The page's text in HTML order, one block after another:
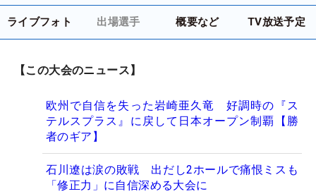
ライブフォト 出場選手 概要など TV放送予定
【この大会のニュース】
欧州で自信を失った岩崎亜久竜 好調時の『ス
テルスプラス』に戻して日本オープン制覇【勝
者のギア】
石川遼は涙の敗戦 出だし2ホールで痛恨ミスも
「修正力」に自信深める大会に